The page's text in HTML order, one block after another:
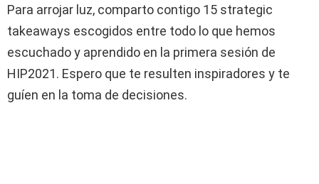
Para arrojar luz, comparto contigo 15 strategic
takeaways escogidos entre todo lo que hemos
escuchado y aprendido en la primera sesión de
HIP2021. Espero que te resulten inspiradores y te
guíen en la toma de decisiones.